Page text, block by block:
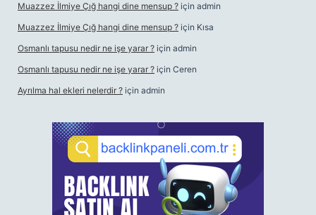
Muazzez İlmiye Çığ hangi dine mensup ? için admin
Muazzez İlmiye Çığ hangi dine mensup ? için Kısa
Osmanlı tapusu nedir ne işe yarar ? için admin
Osmanlı tapusu nedir ne işe yarar ? için Ceren
Ayrılma hal ekleri nelerdir ? için admin